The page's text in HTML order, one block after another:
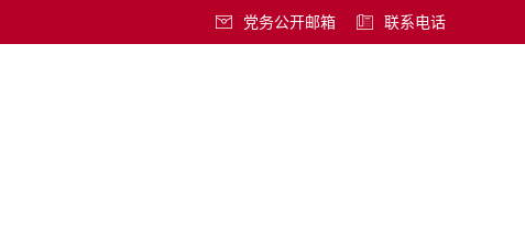
党务公开邮箱 联系电话